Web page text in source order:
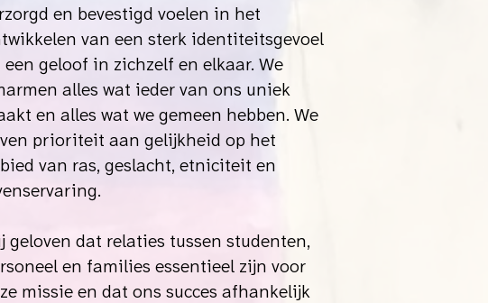
en bevestigd voelen in het
van een sterk identiteitsgevoel
een geloof in zichzelf en elkaar. We
alles wat ieder van ons uniek
en alles wat we gemeen hebben. We
prioriteit aan gelijkheid op het
van ras, geslacht, etniciteit en
geloven dat relaties tussen studenten,
en families essentieel zijn voor
missie en dat ons succes afhankelijk